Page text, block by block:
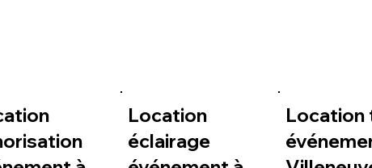
Location
éclairage
Location